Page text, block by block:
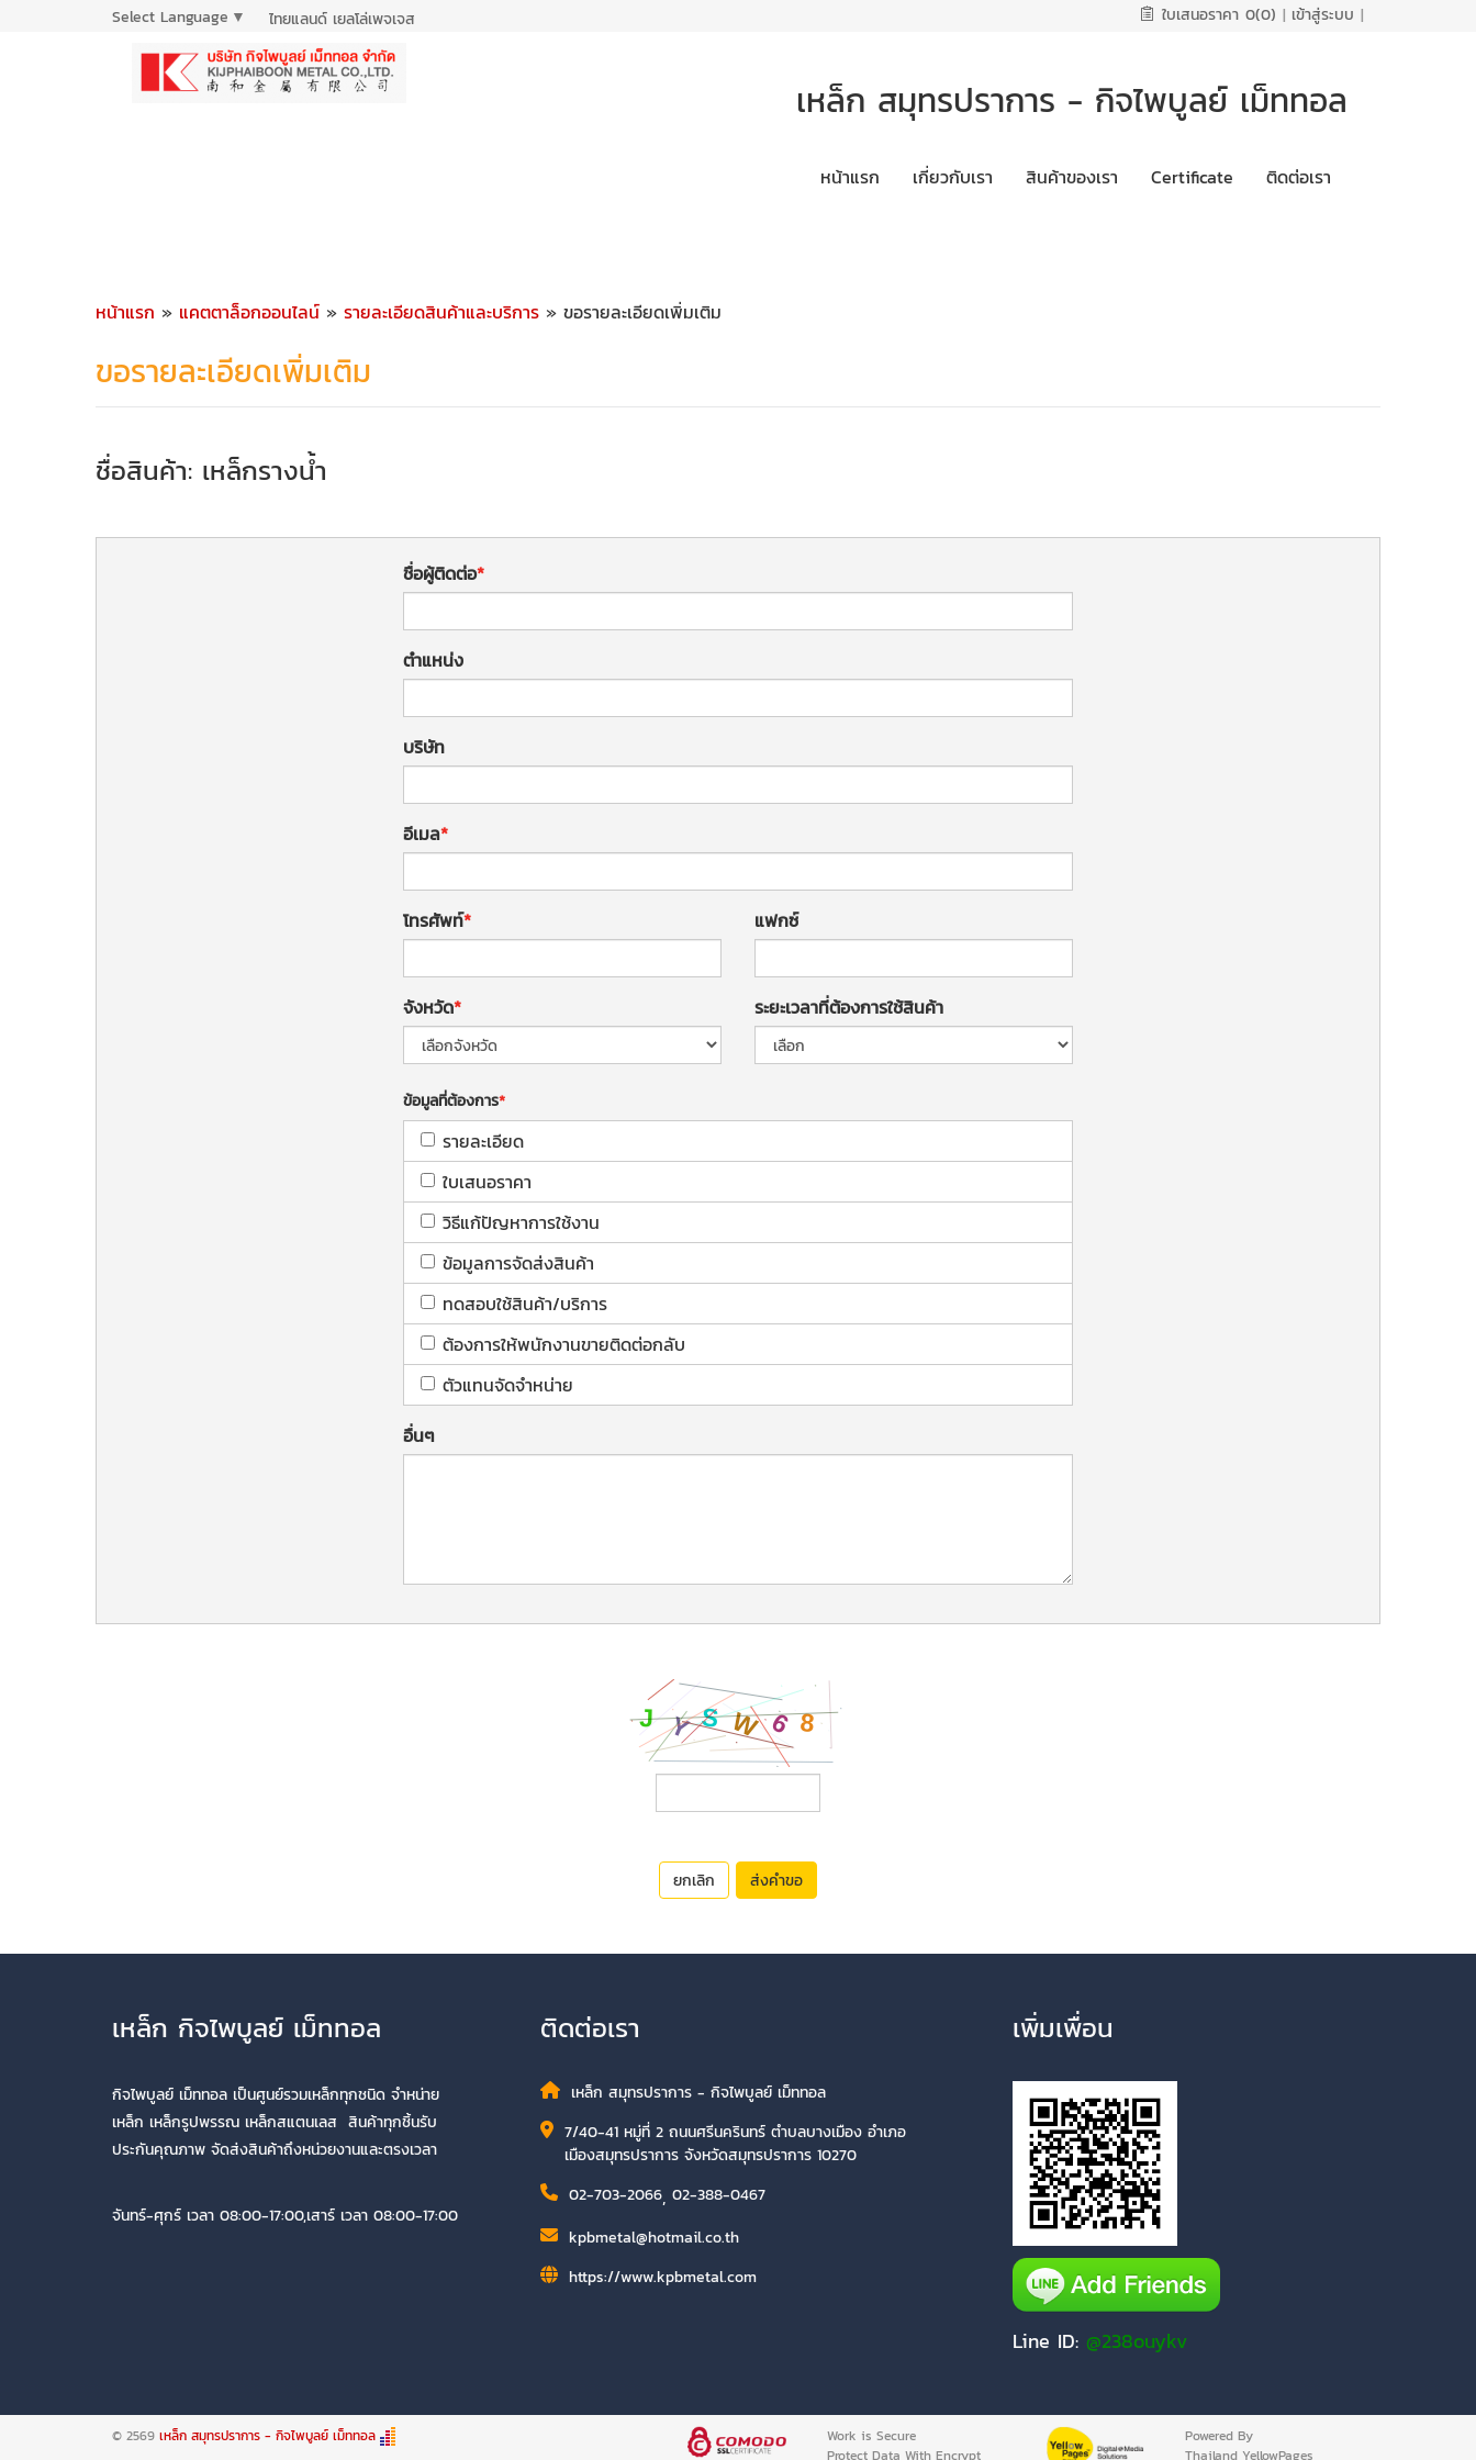
Select Language ▼ ไทยแลนด์ เยลโล่เพจเจส ใบเสนอราคา 0(0) | เข้าสู่ระบบ |
เหล็ก สมุทรปราการ - กิจไพบูลย์ เม็ททอล
หน้าแรก เกี่ยวกับเรา สินค้าของเรา Certificate ติดต่อเรา
หน้าแรก » แคตตาล็อกออนไลน์ » รายละเอียดสินค้าและบริการ » ขอรายละเอียดเพิ่มเติม
ขอรายละเอียดเพิ่มเติม
ชื่อสินค้า: เหล็กรางน้ำ
ชื่อผู้ติดต่อ
ตำแหน่ง
บริษัท
อีเมล
โทรศัพท์ แฟกซ์
จังหวัด ระยะเวลาที่ต้องการใช้สินค้า
ข้อมูลที่ต้องการ
รายละเอียด
ใบเสนอราคา
วิธีแก้ปัญหาการใช้งาน
ข้อมูลการจัดส่งสินค้า
ทดสอบใช้สินค้า/บริการ
ต้องการให้พนักงานขายติดต่อกลับ
ตัวแทนจัดจำหน่าย
อื่นๆ
ยกเลิก ส่งคำขอ
เหล็ก กิจไพบูลย์ เม็ททอล
กิจไพบูลย์ เม็ททอล เป็นศูนย์รวมเหล็กทุกชนิด จำหน่าย
เหล็ก เหล็กรูปพรรณ เหล็กสแตนเลส สินค้าทุกชิ้นรับ
ประกันคุณภาพ จัดส่งสินค้าถึงหน่วยงานและตรงเวลา
จันทร์-ศุกร์ เวลา 08:00-17:00,เสาร์ เวลา 08:00-17:00
ติดต่อเรา
เหล็ก สมุทรปราการ - กิจไพบูลย์ เม็ททอล
7/40-41 หมู่ที่ 2 ถนนศรีนครินทร์ ตำบลบางเมือง อำเภอ
เมืองสมุทรปราการ จังหวัดสมุทรปราการ 10270
02-703-2066, 02-388-0467
kpbmetal@hotmail.co.th
https://www.kpbmetal.com
เพิ่มเพื่อน
Line ID: @238ouykv
© 2569 เหล็ก สมุทรปราการ - กิจไพบูลย์ เม็ททอล
Work is Secure
Protect Data With Encrypt
Powered By
Thailand YellowPages